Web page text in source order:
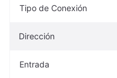
Tipo de Conexión
Dirección
Entrada